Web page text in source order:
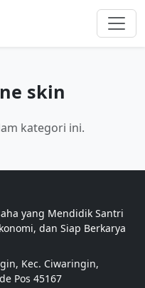
skin
kategori ini.
yang Mendidik Santri
dan Siap Berkarya
Kec. Ciwaringin,
Pos 45167